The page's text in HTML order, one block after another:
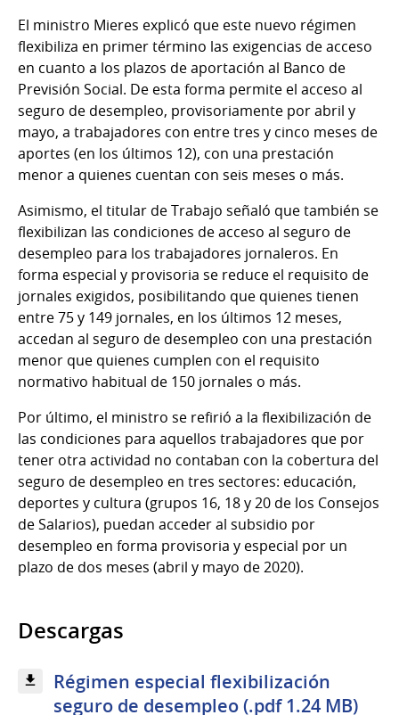
El ministro Mieres explicó que este nuevo régimen
flexibiliza en primer término las exigencias de acceso
en cuanto a los plazos de aportación al Banco de
Previsión Social. De esta forma permite el acceso al
seguro de desempleo, provisoriamente por abril y
mayo, a trabajadores con entre tres y cinco meses de
aportes (en los últimos 12), con una prestación
menor a quienes cuentan con seis meses o más.
Asimismo, el titular de Trabajo señaló que también se
flexibilizan las condiciones de acceso al seguro de
desempleo para los trabajadores jornaleros. En
forma especial y provisoria se reduce el requisito de
jornales exigidos, posibilitando que quienes tienen
entre 75 y 149 jornales, en los últimos 12 meses,
accedan al seguro de desempleo con una prestación
menor que quienes cumplen con el requisito
normativo habitual de 150 jornales o más.
Por último, el ministro se refirió a la flexibilización de
las condiciones para aquellos trabajadores que por
tener otra actividad no contaban con la cobertura del
seguro de desempleo en tres sectores: educación,
deportes y cultura (grupos 16, 18 y 20 de los Consejos
de Salarios), puedan acceder al subsidio por
desempleo en forma provisoria y especial por un
plazo de dos meses (abril y mayo de 2020).
Descargas
Régimen especial flexibilización
seguro de desempleo (.pdf 1.24 MB)